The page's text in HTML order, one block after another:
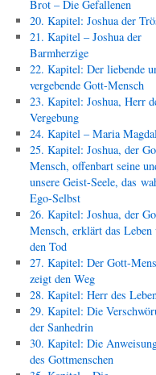
Brot – Die Gefallenen
20. Kapitel: Joshua der
21. Kapitel – Joshua der
Barmherzige
22. Kapitel: Der liebende
vergebende Gott-Mensch
23. Kapitel: Joshua, Herr
Vergebung
24. Kapitel – Maria
25. Kapitel: Joshua, der
Mensch, offenbart seine
unsere Geist-Seele, das
Ego-Selbst
26. Kapitel: Joshua, der
Mensch, erklärt das Leben
den Tod
27. Kapitel: Der Gott-
zeigt den Weg
28. Kapitel: Herr des
29. Kapitel: Die
der Sanhedrin
30. Kapitel: Die
des Gottmenschen